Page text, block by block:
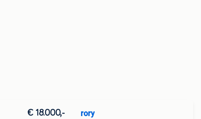
€ 18.000,- rory